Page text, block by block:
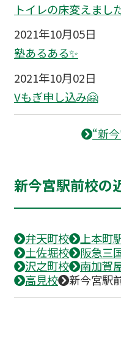
トイレの床変えまし
2021年10月05日
塾あるある✨
2021年10月02日
Vもぎ申し込み🤗
“新
新今宮駅前校の
弁天町校 上本町
土佐堀校
阪急三
沢之町校
南加賀
高見校
新今宮駅